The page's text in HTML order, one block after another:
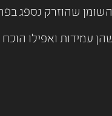
השומן שהוזרק נספג
עמידות ואפילו